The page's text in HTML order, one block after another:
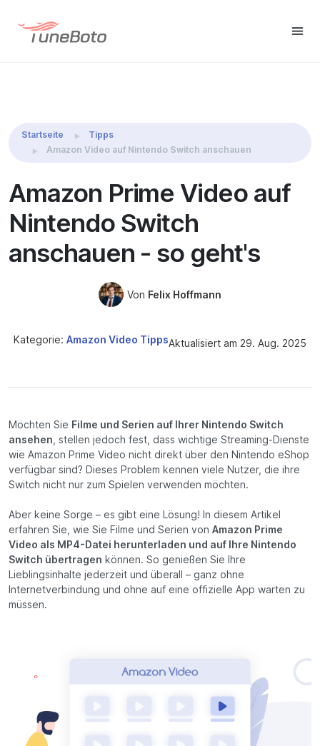
Startseite
Tipps
Amazon Video auf Nintendo Switch anschauen
Amazon Prime Video auf
Nintendo Switch
anschauen - so geht's
Von Felix Hoffmann
Kategorie: Amazon Video TippsAktualisiert am 29. Aug. 2025
Möchten Sie Filme und Serien auf Ihrer Nintendo Switch
ansehen , stellen jedoch fest, dass wichtige Streaming-Dienste
wie Amazon Prime Video nicht direkt über den Nintendo eShop
verfügbar sind? Dieses Problem kennen viele Nutzer, die ihre
Switch nicht nur zum Spielen verwenden möchten.
Aber keine Sorge – es gibt eine Lösung! In diesem Artikel
erfahren Sie, wie Sie Filme und Serien von Amazon Prime
Video als MP4-Datei herunterladen und auf Ihre Nintendo
Switch übertragen können. So genießen Sie Ihre
Lieblingsinhalte jederzeit und überall – ganz ohne
Internetverbindung und ohne auf eine offizielle App warten zu
müssen.